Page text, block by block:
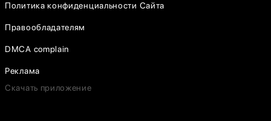
Политика конфиденциальности Сайта
Правообладателям
DMCA complain
Реклама
Скачать приложение